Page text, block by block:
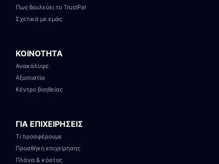
Πως δουλεύει το TrustPal
Σχετικά με εμάς
ΚΟΙΝΟΤΗΤΑ
Ανακάλυψε
Αξιοπιστία
Κέντρο βοηθείας
ΓΙΑ ΕΠΙΧΕΙΡΗΣΕΙΣ
Τι προσφέρουμε
Προσθήκη επιχείρησης
Πλάνα & κόστος